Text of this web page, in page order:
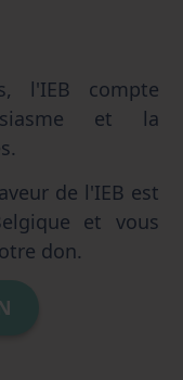
l'IEB compte
et la
de l'IEB est
et vous
don.